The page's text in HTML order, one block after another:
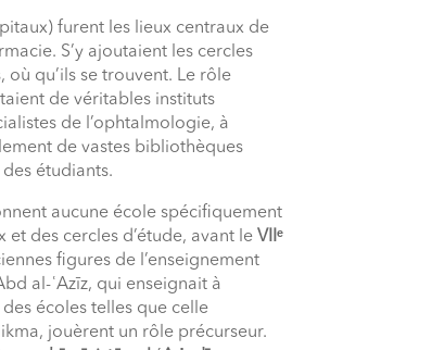
furent les lieux centraux de
S’y ajoutaient les cercles
où qu’ils se trouvent. Le rôle
de véritables instituts
de l’ophtalmologie, à
de vastes bibliothèques
étudiants.
aucune école spécifiquement
des cercles d’étude, avant le VIIᵉ
figures de l’enseignement
al-ʿAzīz, qui enseignait à
écoles telles que celle
jouèrent un rôle précurseur.